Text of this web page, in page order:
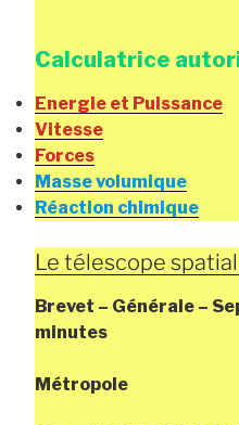
Calculatrice
Energie et Puissance
Vitesse
Forces
Masse volumique
Réaction chimique
Le télescope
Brevet – Générale –
minutes
Métropole